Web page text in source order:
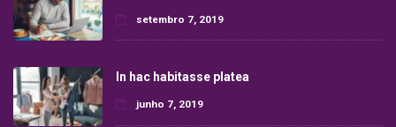
setembro 7, 2019
In hac habitasse platea
junho 7, 2019